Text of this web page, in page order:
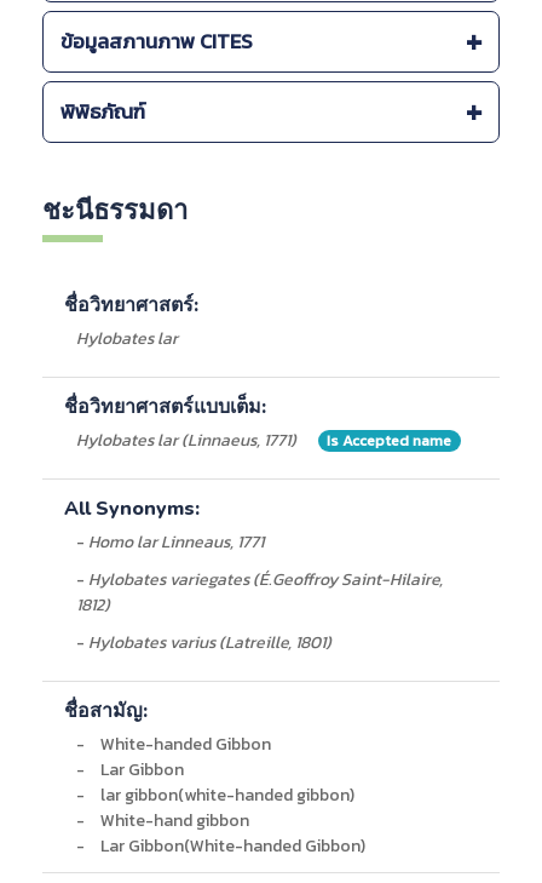
ชะนีธรรมดา
ชื่อวิทยาศาสตร์:
Hylobates lar
ชื่อวิทยาศาสตร์แบบเต็ม:
Hylobates lar (Linnaeus, 1771) Is Accepted name
All Synonyms:
- Homo lar Linneaus, 1771
- Hylobates variegates (É.Geoffroy Saint-Hilaire,
1812)
- Hylobates varius (Latreille, 1801)
ชื่อสามัญ:
-
White-handed Gibbon
-
Lar Gibbon
-
lar gibbon(white-handed gibbon)
-
White-hand gibbon
-
Lar Gibbon(White-handed Gibbon)
แหล่งที่พบภายในประเทศ :
-
แม่ฮ่องสอน,เชียงใหม่,ตาก,กำแพงเพชร,อุทัยธานี,กาญจนบุรี,ราช
าช
สีมา,ระนอง,ชุมพร,นครศรีธรรมราช,สุราษฎร์ธานี,ตรัง,กระบี่,ภูเก็ต,พั
ตะวันออก
- เลย
- สระบุรี, นครราชสีมา, ปราจีนบุรี, นครนายก
- สระบุรี, นครราชสีมา, ปราจีนบุรี, นครนายก
- เขตรักษาพันธุ์สัตว์ป่าภูเขียว-ทุ่งกะมัง
รายละเอียดอื่นๆ ของแหล่งที่พบ :
Mae Hong Son (Nam Pai, San Pan Dan, Namtok
Mae Surin);
Chiang Mai (Doi Inthanon, Doi Chiang Dao); Tak
(Thung Yai
Kamphaeng Phet (Me Wong); Uthai Thani (Huai Kha
Kaeng);
Kanchanaburi (Salak Phra, Si Sawat); Ratchaburi
(Maenam
Phachi); Phetchaburi (Kaeng Krachan); Phitsanulok
(Thung
Salaeng Luang); Phetchabun (Nam Nao); Chaiyaphum
Khieo); Nakhon Ratchasima (Khao Yai); Ranong
(Tabli, Ban
Klong Wan); Chumphon (Ban Tha San); Nakhon Si
Thammarat
(Khao Luang); Surat Thani (Khlong Saeng, Tha
(IUCN, )
สำนักงานนโยบายและแผนทรัพยากรธรรมชาติและสิ่ง
แวดล้อม 2563.
Thailand Red Data: Mammals, Reptiles and
Amphibians, 2005
รายงานฉบับสมบูรณ์โครงการเพิ่มประสิทธิภาพการ
จัดการพื้นที่ชุ่มน้าของประเทศไทย สำนักงานนโยบายและแผน
ความหลากหลายทางชีวภาพ เล่มที่ 5 ความหลากหลายทาง
ชีวภาพระบบนิเวศภูเขา, ศูนย์วิจัยป่าไม้ คณะวนศาสตร์
สถานีวิจัยสิ่งแวดล้อมสะแกราช
กรมอุทยานแห่งชาติ สัตว์ป่า และพันธุ์พืช
กรมอุทยานแห่งชาติ สัตว์ป่า และพันธุ์พืช
ข้อมูลสภานภาพ CITES
CITES โลก
- บัญชีหมายเลข I (ประกาศใช้เมื่อ 1975-07-01)
CITES ไทย
- บัญชีหมายเลข I
พิพิธภัณฑ์